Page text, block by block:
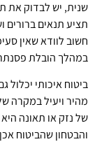
שנית, יש לבדוק את
תציע תנאים ברורים
חשוב לוודא שאין
במהלך הובלת
ביטוח איכותי
מהיר ויעיל במקרה
של נזק או תאונה
והבטחון שהביטוח